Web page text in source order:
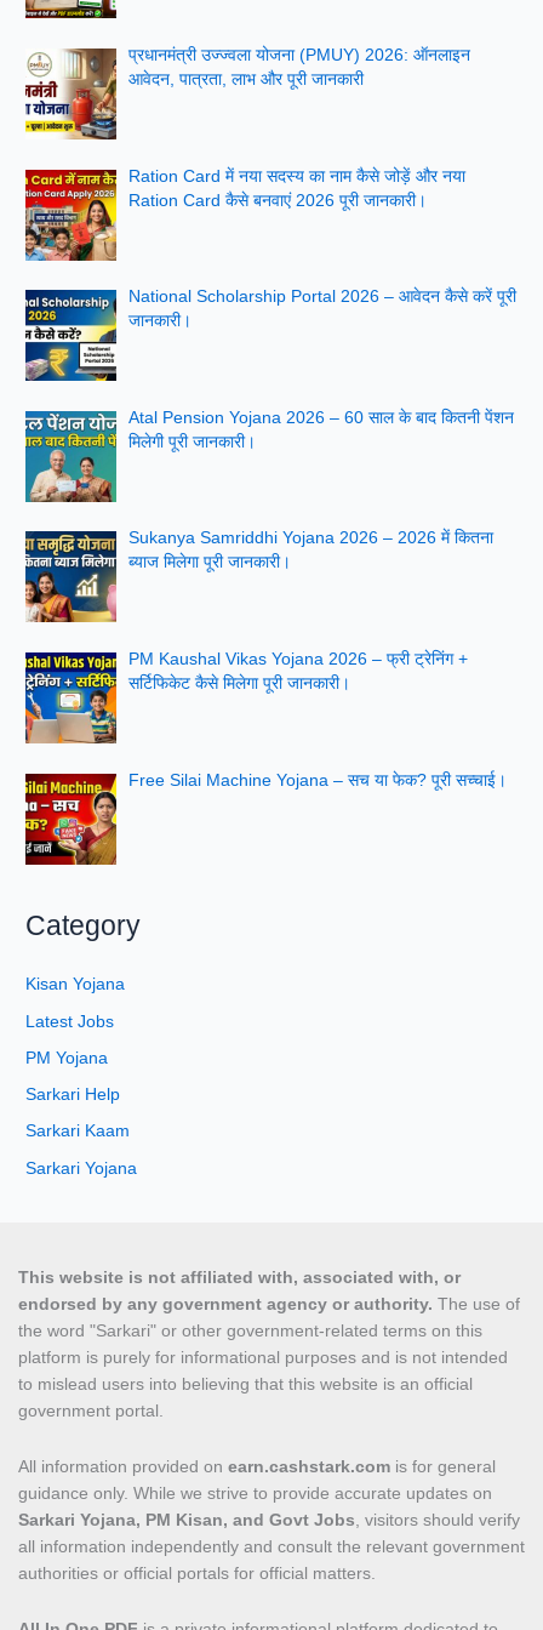
प्रधानमंत्री उज्ज्वला योजना (PMUY) 2026: ऑनलाइन
आवेदन, पात्रता, लाभ और पूरी जानकारी
Ration Card में नया सदस्य का नाम कैसे जोड़ें और नया
Ration Card कैसे बनवाएं 2026 पूरी जानकारी।
National Scholarship Portal 2026 – आवेदन कैसे करें पूरी
जानकारी।
Atal Pension Yojana 2026 – 60 साल के बाद कितनी पेंशन
मिलेगी पूरी जानकारी।
Sukanya Samriddhi Yojana 2026 – 2026 में कितना
ब्याज मिलेगा पूरी जानकारी।
PM Kaushal Vikas Yojana 2026 – फ्री ट्रेनिंग +
सर्टिफिकेट कैसे मिलेगा पूरी जानकारी।
Free Silai Machine Yojana – सच या फेक? पूरी सच्चाई।
Category
Kisan Yojana
Latest Jobs
PM Yojana
Sarkari Help
Sarkari Kaam
Sarkari Yojana
This website is not affiliated with, associated with, or
endorsed by any government agency or authority. The use of
the word "Sarkari" or other government-related terms on this
platform is purely for informational purposes and is not intended
to mislead users into believing that this website is an official
government portal.
All information provided on earn.cashstark.com is for general
guidance only. While we strive to provide accurate updates on
Sarkari Yojana, PM Kisan, and Govt Jobs, visitors should verify
all information independently and consult the relevant government
authorities or official portals for official matters.